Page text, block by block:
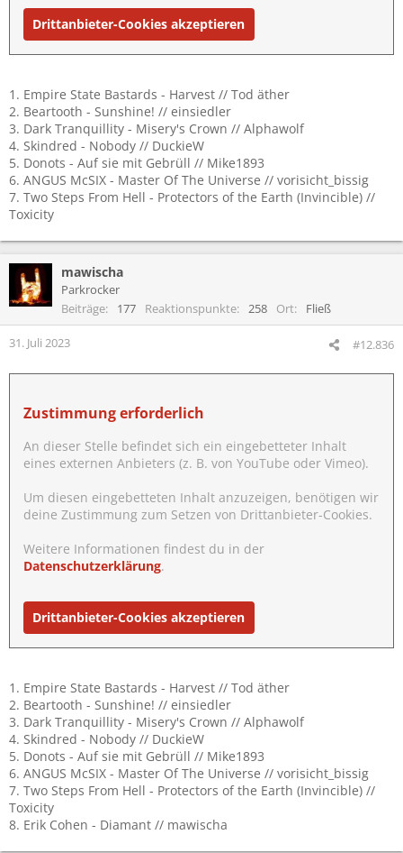
Drittanbieter-Cookies akzeptieren
1. Empire State Bastards - Harvest // Tod äther
2. Beartooth - Sunshine! // einsiedler
3. Dark Tranquillity - Misery's Crown // Alphawolf
4. Skindred - Nobody // DuckieW
5. Donots - Auf sie mit Gebrüll // Mike1893
6. ANGUS McSIX - Master Of The Universe // vorisicht_bissig
7. Two Steps From Hell - Protectors of the Earth (Invincible) //
Toxicity
mawischa
Parkrocker
Beiträge
177 Reaktionspunkte 258 Ort Fließ
31. Juli 2023 #12.836
Zustimmung erforderlich
An dieser Stelle befindet sich ein eingebetteter Inhalt
eines externen Anbieters (z. B. von YouTube oder Vimeo).
Um diesen eingebetteten Inhalt anzuzeigen, benötigen wir
deine Zustimmung zum Setzen von Drittanbieter-Cookies.
Weitere Informationen findest du in der
Datenschutzerklärung.
Drittanbieter-Cookies akzeptieren
1. Empire State Bastards - Harvest // Tod äther
2. Beartooth - Sunshine! // einsiedler
3. Dark Tranquillity - Misery's Crown // Alphawolf
4. Skindred - Nobody // DuckieW
5. Donots - Auf sie mit Gebrüll // Mike1893
6. ANGUS McSIX - Master Of The Universe // vorisicht_bissig
7. Two Steps From Hell - Protectors of the Earth (Invincible) //
Toxicity
8. Erik Cohen - Diamant // mawischa